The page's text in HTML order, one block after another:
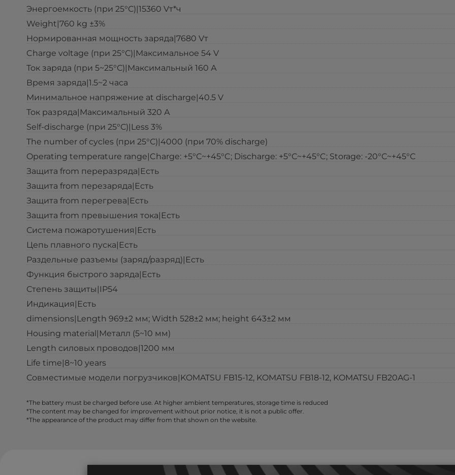
Энергоемкость (при 25°С)|15360 Vт*ч
Weight|760 kg ±3%
Нормированная мощность заряда|7680 Vт
Charge voltage (при 25°С)|Максимальное 54 V
Ток заряда (при 5~25°С)|Максимальный 160 А
Время заряда|1.5~2 часа
Минимальное напряжение at discharge|40.5 V
Ток разряда|Максимальный 320 А
Self-discharge (при 25°С)|Less 3%
The number of cycles (при 25°С)|4000 (при 70% discharge)
Operating temperature range|Charge: +5°С~+45°C; Discharge: +5°С~+45°C; Storage: -20°С~+45°С
Защита from переразряда|Есть
Защита from перезаряда|Есть
Защита from перегрева|Есть
Защита from превышения тока|Есть
Система пожаротушения|Есть
Цепь плавного пуска|Есть
Раздельные разъемы (заряд/разряд)|Есть
Функция быстрого заряда|Есть
Степень защиты|IP54
Индикация|Есть
dimensions|Length 969±2 мм; Width 528±2 мм; height 643±2 мм
Housing material|Металл (5~10 мм)
Length силовых проводов|1200 мм
Life time|8~10 years
Совместимые модели погрузчиков|KOMATSU FB15-12, KOMATSU FB18-12, KOMATSU FB20AG-1
*The battery must be charged before use. At higher ambient temperatures, storage time is reduced
*The content may be changed for improvement without prior notice, it is not a public offer.
*The appearance of the product may differ from that shown on the website.